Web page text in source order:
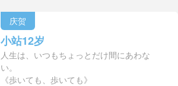
庆贺
小站12岁
人生は、いつもちょっとだけ間にあわな
い。
《歩いても、歩いても》